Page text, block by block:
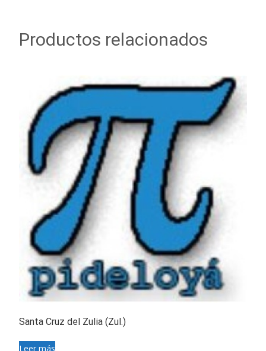
Productos relacionados
Santa Cruz del Zulia (Zul.)
Leer más